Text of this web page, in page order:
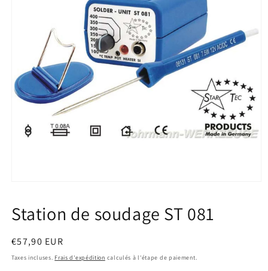
1
dans
fenêtre
modale
Station de soudage ST 081
Prix
habituel
€57,90 EUR
Taxes incluses. Frais d'expédition calculés à l'étape de paiement.